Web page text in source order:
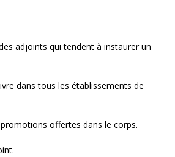
adjoints qui tendent à instaurer un
dans tous les établissements de
offertes dans le corps.